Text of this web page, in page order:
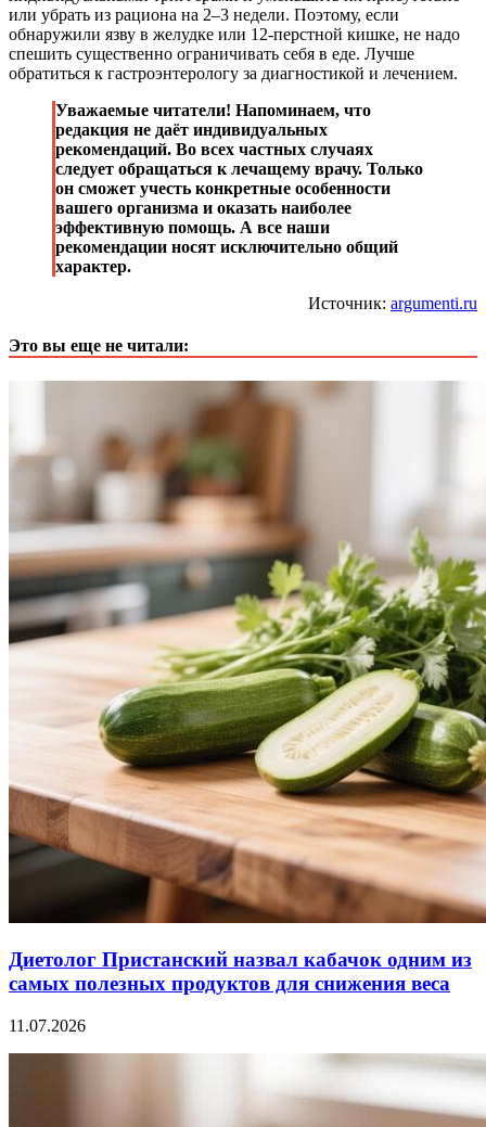
или убрать из рациона на 2–3 недели. Поэтому, если
обнаружили язву в желудке или 12-перстной кишке, не надо
спешить существенно ограничивать себя в еде. Лучше
обратиться к гастроэнтерологу за диагностикой и лечением.
Уважаемые читатели! Напоминаем, что
редакция не даёт индивидуальных
рекомендаций. Во всех частных случаях
следует обращаться к лечащему врачу. Только
он сможет учесть конкретные особенности
вашего организма и оказать наиболее
эффективную помощь. А все наши
рекомендации носят исключительно общий
характер.
Источник: argumenti.ru
Это вы еще не читали:
Диетолог Пристанский назвал кабачок одним из
самых полезных продуктов для снижения веса
11.07.2026